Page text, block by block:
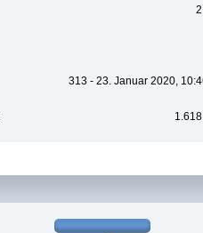
313 - 23. Januar 2020,